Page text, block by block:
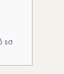
sơ